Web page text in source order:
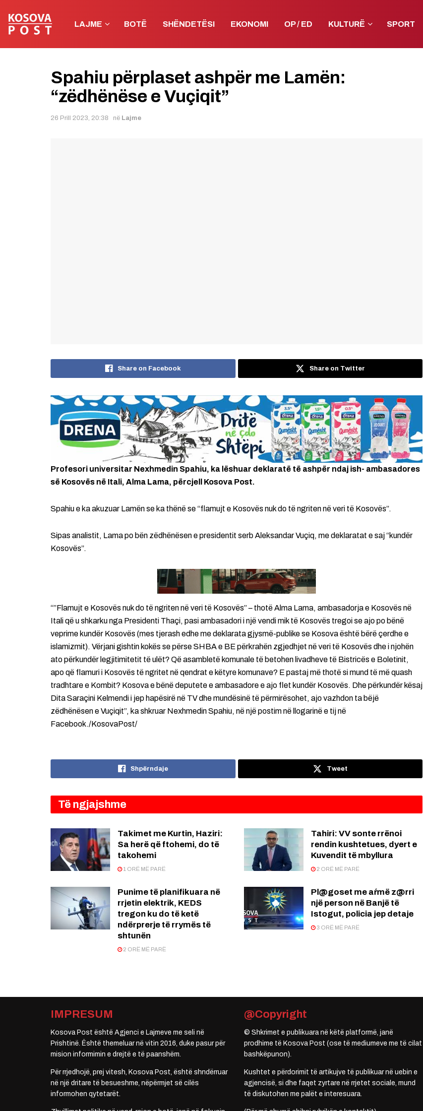
LAJME BOTË SHËNDETËSI EKONOMI OP / ED KULTURË SPORT
Spahiu përplaset ashpër me Lamën:
“zëdhënëse e Vuçiqit”
26 Prill 2023, 20:38 në Lajme
Share on Facebook Share on Twitter
Profesori universitar Nexhmedin Spahiu, ka lëshuar deklaratë të ashpër ndaj ish- ambasadores
së Kosovës në Itali, Alma Lama, përcjell Kosova Post.
Spahiu e ka akuzuar Lamën se ka thënë se “flamujt e Kosovës nuk do të ngriten në veri të Kosovës”.
Sipas analistit, Lama po bën zëdhënësen e presidentit serb Aleksandar Vuçiq, me deklaratat e saj “kundër
Kosovës”.
“”Flamujt e Kosovës nuk do të ngriten në veri të Kosovës” – thotë Alma Lama, ambasadorja e Kosovës në
Itali që u shkarku nga Presidenti Thaçi, pasi ambasadori i një vendi mik të Kosovës tregoi se ajo po bënë
veprime kundër Kosovës (mes tjerash edhe me deklarata gjysmë-publike se Kosova është bërë çerdhe e
islamizmit). Vërjani gishtin kokës se përse SHBA e BE përkrahën zgjedhjet në veri të Kosovës dhe i njohën
ato përkundër legjitimitetit të ulët? Që asambletë komunale të betohen livadheve të Bistricës e Boletinit,
apo që flamuri i Kosovës të ngritet në qendrat e këtyre komunave? E pastaj më thotë si mund të më quash
tradhtare e Kombit? Kosova e bënë deputete e ambasadore e ajo flet kundër Kosovës. Dhe përkundër kësaj
Dita Saraçini Kelmendi i jep hapësirë në TV dhe mundësinë të përmirësohet, ajo vazhdon ta bëjë
zëdhënësen e Vuçiqit”, ka shkruar Nexhmedin Spahiu, në një postim në llogarinë e tij në
Facebook./KosovaPost/
Shpërndaje Tweet
Të ngjajshme
Takimet me Kurtin, Haziri:
Sa herë që ftohemi, do të
takohemi
1 ORË MË PARË
Tahiri: VV sonte rrënoi
rendin kushtetues, dyert e
Kuvendit të mbyllura
2 ORË MË PARË
Punime të planifikuara në
rrjetin elektrik, KEDS
tregon ku do të ketë
ndërprerje të rrymës të
shtunën
2 ORË MË PARË
Pl@goset me aŕmë z@rri
një person në Banjë të
Istogut, policia jep detaje
3 ORË MË PARË
IMPRESUM
Kosova Post është Agjenci e Lajmeve me seli në
Prishtinë. Është themeluar në vitin 2016, duke pasur për
mision informimin e drejtë e të paanshëm.
Për rrjedhojë, prej vitesh, Kosova Post, është shndërruar
në një dritare të besueshme, nëpërmjet së cilës
informohen qytetarët.
@Copyright
© Shkrimet e publikuara në këtë platformë, janë
prodhime të Kosova Post (ose të mediumeve me të cilat
bashkëpunon).
Kushtet e përdorimit të artikujve të publikuar në uebin e
agjencisë, si dhe faqet zyrtare në rrjetet sociale, mund
të diskutohen me palët e interesuara.